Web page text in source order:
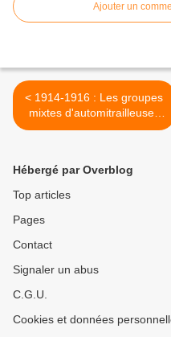
Ajouter un
< 1914-1916 : Les groupes
mixtes d'automitrailleuses
et d'autocanons de la
Hébergé par Overblog
Top articles
Pages
Contact
Signaler un abus
C.G.U.
Cookies et données